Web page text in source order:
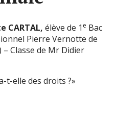
CARTAL,élève de 1 e Bac
Pierre Vernotte de
Classe de Mr Didier
t-elle des droits ?»